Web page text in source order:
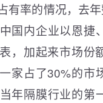
有率的情况，去
国内企业以恩捷
，加起来市场份
家占了30%的市
年隔膜行业的第